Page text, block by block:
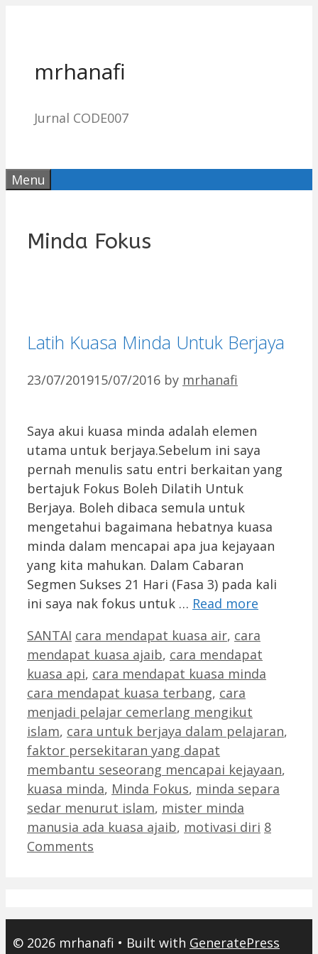
mrhanafi
Jurnal CODE007
Menu
Minda Fokus
Latih Kuasa Minda Untuk Berjaya
23/07/201915/07/2016 by mrhanafi
Saya akui kuasa minda adalah elemen
utama untuk berjaya.Sebelum ini saya
pernah menulis satu entri berkaitan yang
bertajuk Fokus Boleh Dilatih Untuk
Berjaya. Boleh dibaca semula untuk
mengetahui bagaimana hebatnya kuasa
minda dalam mencapai apa jua kejayaan
yang kita mahukan. Dalam Cabaran
Segmen Sukses 21 Hari (Fasa 3) pada kali
ini saya nak fokus untuk … Read more
Categories
SANTAI Tags
cara mendapat kuasa air, cara
mendapat kuasa ajaib, cara mendapat
kuasa api, cara mendapat kuasa minda
cara mendapat kuasa terbang, cara
menjadi pelajar cemerlang mengikut
islam, cara untuk berjaya dalam pelajaran,
faktor persekitaran yang dapat
membantu seseorang mencapai kejayaan,
kuasa minda, Minda Fokus, minda separa
sedar menurut islam, mister minda
manusia ada kuasa ajaib, motivasi diri 8
Comments
© 2026 mrhanafi • Built with GeneratePress